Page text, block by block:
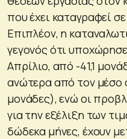
που έχει καταγραφεί
Επιπλέον, η
γεγονός ότι
Απρίλιο, από -41,1
ανώτερα από τον μέσο
μονάδες), ενώ οι
για την εξέλιξη των
δώδεκα μήνες, έχουν